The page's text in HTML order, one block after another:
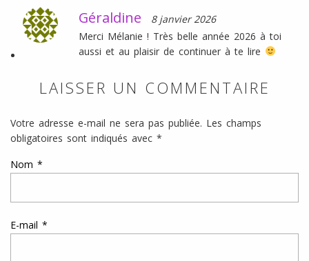
Géraldine
8 janvier 2026
Merci Mélanie ! Très belle année 2026 à toi
aussi et au plaisir de continuer à te lire
LAISSER UN COMMENTAIRE
Votre adresse e-mail ne sera pas publiée. Les champs
obligatoires sont indiqués avec *
Nom *
E-mail *